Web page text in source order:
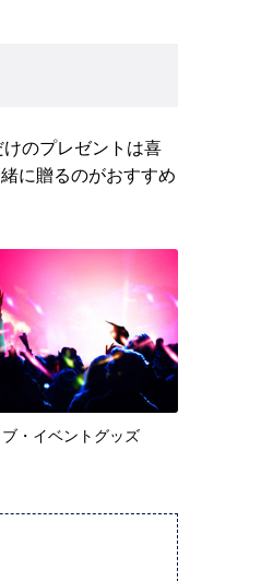
のプレゼントは喜
に贈るのがおすすめ
・イベントグッズ